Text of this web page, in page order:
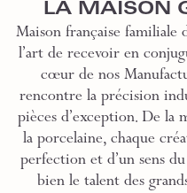
LA MAISON
Maison française familiale
l’art de recevoir en
cœur de nos
rencontre la précision
pièces d’exception. De la
la porcelaine, chaque
perfection et d’un sens
bien le talent des